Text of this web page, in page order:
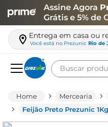
Assine Agora
Grátis e 5% de
Entrega em casa ou
Você está no Prezunic Rio de
Buscar
Mercearia
Feijão Preto Prezunic 1Kg
leite